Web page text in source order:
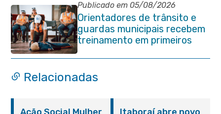
Publicado em 05/08/2026
Orientadores de trânsito e
guardas municipais recebem
treinamento em primeiros
socorros em Itaboraí
Relacionadas